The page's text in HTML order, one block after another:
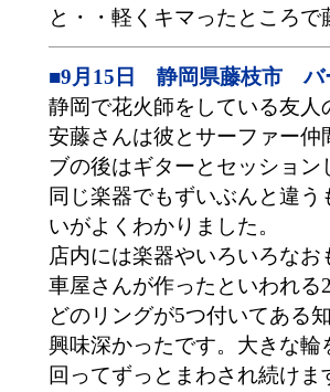
と・・軽くキマったところで
■9月15日 静岡県藤枝市 バ
静岡で花火師をしている友
安藤さんは彼とサーファー
ブの後はギターとセッショ
同じ楽器でもずいぶんと違
いがよくわかりました。
店内には楽器やいろいろな
車屋さんが作ったといわれ
どのリングが5つ付いてある
興味深かったです。大きな
回ってずっとまわされ続け